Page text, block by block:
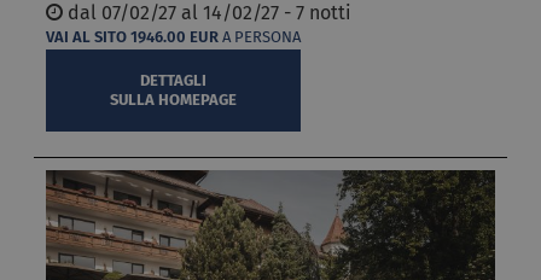
VAI AL SITO 1946.00 EURA PERSONA
DETTAGLI
SULLA HOMEPAGE
dal 07/02/27 al 14/02/27 - 7 notti